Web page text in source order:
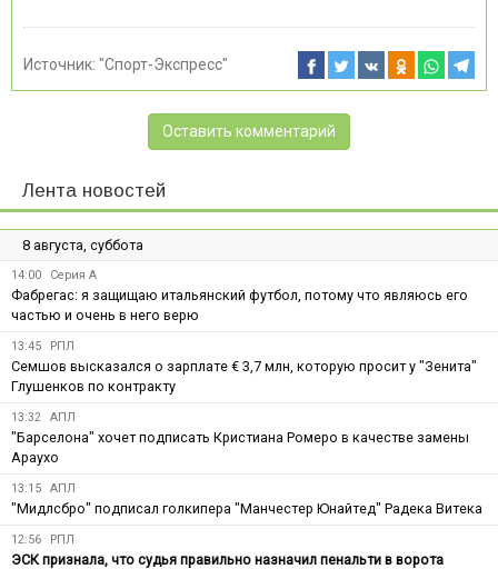
Источник: "Спорт-Экспресс"
Оставить комментарий
Лента новостей
8 августа, суббота
14:00 Серия А
Фабрегас: я защищаю итальянский футбол, потому что являюсь его
частью и очень в него верю
13:45 РПЛ
Семшов высказался о зарплате € 3,7 млн, которую просит у "Зенита"
Глушенков по контракту
13:32 АПЛ
"Барселона" хочет подписать Кристиана Ромеро в качестве замены
Араухо
13:15 АПЛ
"Мидлсбро" подписал голкипера "Манчестер Юнайтед" Радека Витека
12:56 РПЛ
ЭСК признала, что судья правильно назначил пенальти в ворота